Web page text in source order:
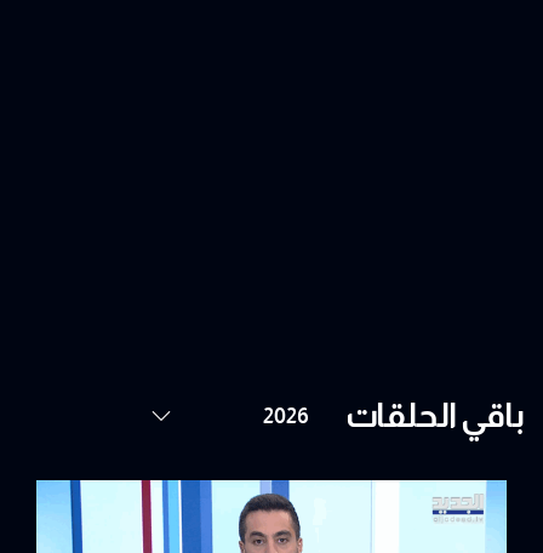
باقي الحلقات